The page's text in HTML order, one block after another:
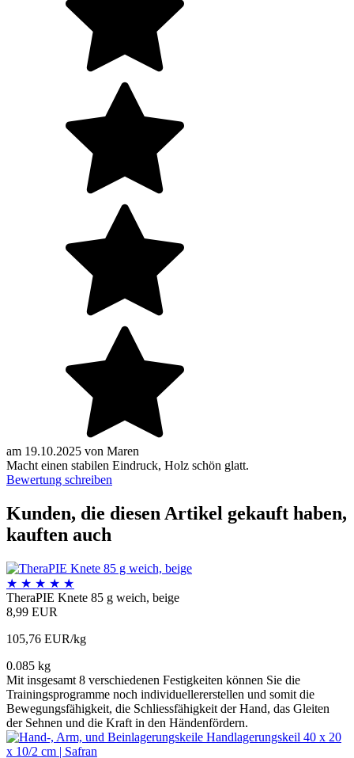
am 19.10.2025 von Maren
Macht einen stabilen Eindruck, Holz schön glatt.
Bewertung schreiben
Kunden, die diesen Artikel gekauft haben,
kauften auch
★ ★ ★ ★ ★
TheraPIE Knete 85 g weich, beige
8,99 EUR
105,76 EUR/kg
0.085 kg
Mit insgesamt 8 verschiedenen Festigkeiten können Sie die
Trainingsprogramme noch individuellererstellen und somit die
Bewegungsfähigkeit, die Schliessfähigkeit der Hand, das Gleiten
der Sehnen und die Kraft in den Händenfördern.